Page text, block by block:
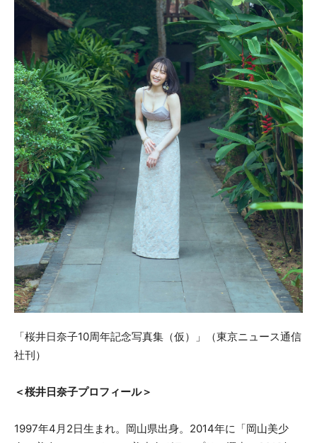
「桜井日奈子10周年記念写真集（仮）」（東京ニュース通信
社刊）
＜桜井日奈子プロフィール＞
1997年4月2日生まれ。岡山県出身。2014年に「岡山美少